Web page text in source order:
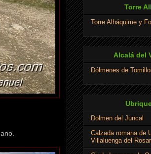
Torre
Torre Alháquime y
Alcalá del
Dólmenes de
Dolmen del Juncal
Calzada romana de
Villaluenga del